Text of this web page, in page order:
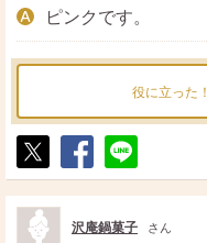
ピンクです。
役に立った！
ポ
ス
ト
シ
ェ
送
る
沢庵鍋菓子 さん